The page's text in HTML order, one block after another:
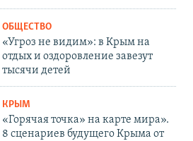
ОБЩЕСТВО
«Угроз не видим»: в Крым на
отдых и оздоровление завезут
тысячи детей
КРЫМ
«Горячая точка» на карте мира».
8 сценариев будущего Крыма от